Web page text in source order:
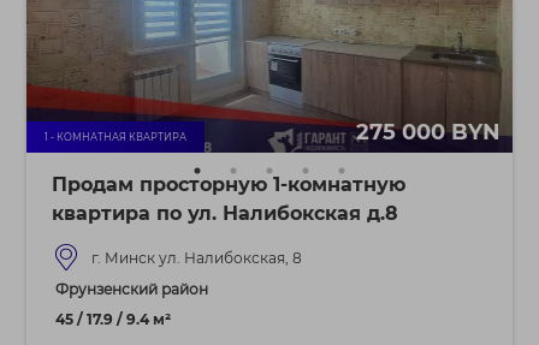
1 - КОМНАТНАЯ КВАРТИРА 275 000 BYN
Продам просторную 1-комнатную
квартира по ул. Налибокская д.8
г. Минск ул. Налибокская, 8
Фрунзенский район
45 / 17.9 / 9.4 м²